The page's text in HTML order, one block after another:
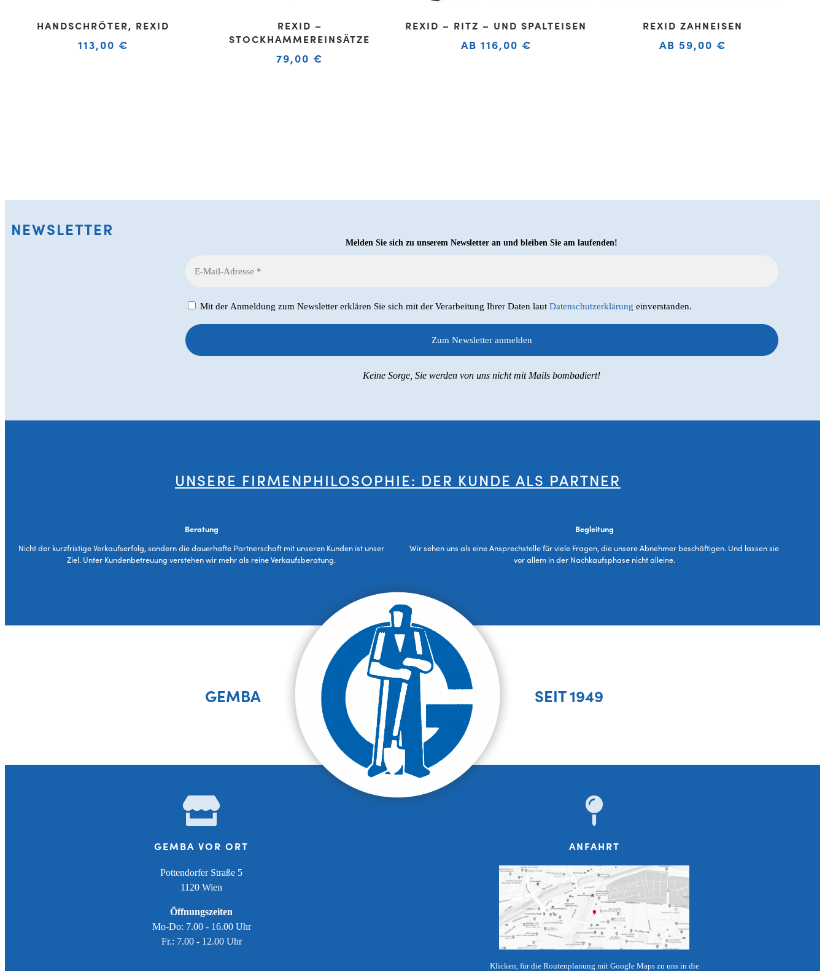
HANDSCHRÖTER, REXID
113,00 €
REXID –
STOCKHAMMEREINSÄTZE
79,00 €
REXID – RITZ – UND SPALTEISEN
AB 116,00 €
REXID ZAHNEISEN
AB 59,00 €
NEWSLETTER
Melden Sie sich zu unserem Newsletter an und bleiben Sie am laufenden!
Mit der Anmeldung zum Newsletter erklären Sie sich mit der Verarbeitung Ihrer Daten laut Datenschutzerklärung einverstanden.
Keine Sorge, Sie werden von uns nicht mit Mails bombadiert!
UNSERE FIRMENPHILOSOPHIE: DER KUNDE ALS PARTNER
Beratung
Nicht der kurzfristige Verkaufserfolg, sondern die dauerhafte Partnerschaft mit unseren Kunden ist unser
Ziel. Unter Kundenbetreuung verstehen wir mehr als reine Verkaufsberatung.
Begleitung
Wir sehen uns als eine Ansprechstelle für viele Fragen, die unsere Abnehmer beschäftigen. Und lassen sie
vor allem in der Nachkaufsphase nicht alleine.
GEMBA SEIT 1949
GEMBA VOR ORT
Pottendorfer Straße 5
1120 Wien
Öffnungszeiten
Mo-Do: 7.00 - 16.00 Uhr
Fr.: 7.00 - 12.00 Uhr
ANFAHRT
Klicken, für die Routenplanung mit Google Maps zu uns in die